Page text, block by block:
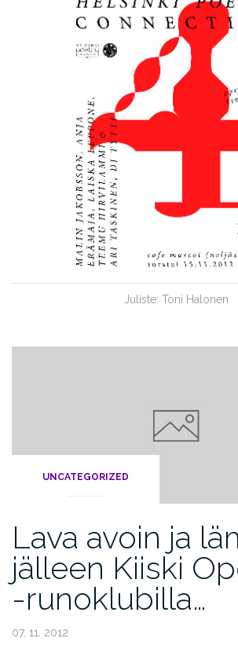
Juliste: Toni Halonen
UNCATEGORIZED
Lava avoin ja
jälleen Kiiski
-runoklubilla…
07. 11. 2012